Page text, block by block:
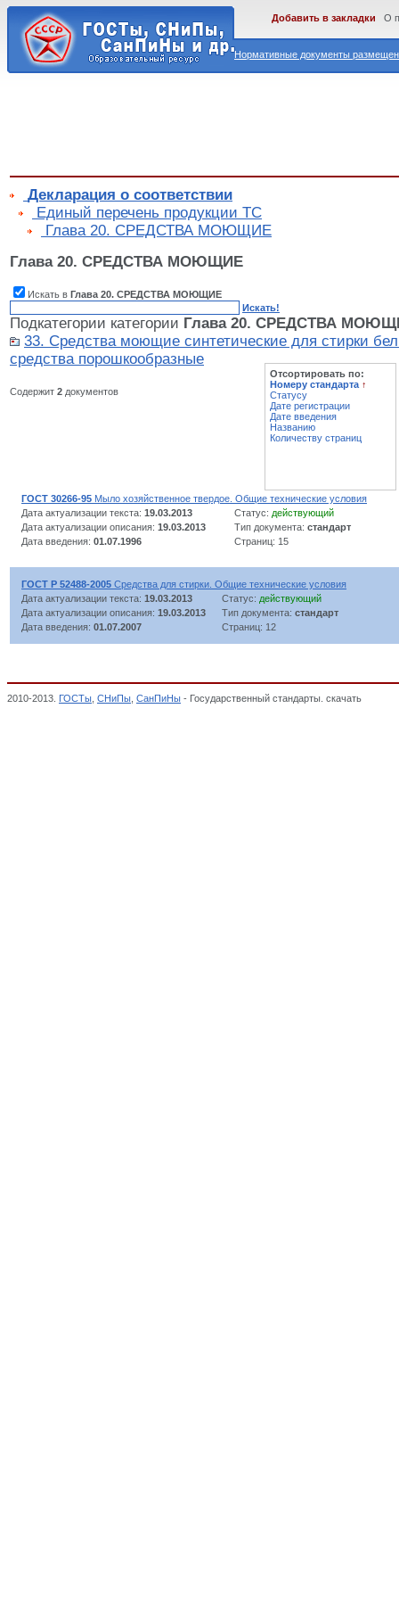
Нормативные документы
Добавить в закладки О
Декларация о соответствии
Единый перечень продукции ТС
Глава 20. СРЕДСТВА МОЮЩИЕ
Глава 20. СРЕДСТВА МОЮЩИЕ
Искать в Глава 20. СРЕДСТВА МОЮЩИЕ
Искать!
Подкатегории категории Глава 20. СРЕДСТВА
33. Средства моющие синтетические для стирки
средства порошкообразные
Содержит 2 документов
Отсортировать по:
Номеру стандарта ↑
Статусу
Дате регистрации
Дате введения
Названию
Количеству страниц
ГОСТ 30266-95 Мыло хозяйственное твердое. Общие технические условия
Дата актуализации текста: 19.03.2013 Статус: действующий
Дата актуализации описания: 19.03.2013 Тип документа: стандарт
Дата введения: 01.07.1996 Страниц: 15
ГОСТ Р 52488-2005 Средства для стирки. Общие технические условия
Дата актуализации текста: 19.03.2013 Статус: действующий
Дата актуализации описания: 19.03.2013 Тип документа: стандарт
Дата введения: 01.07.2007 Страниц: 12
2010-2013. ГОСТы СНиПы СанПиНы - Государственный стандарты. скачать